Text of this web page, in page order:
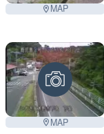
MAP
MAP